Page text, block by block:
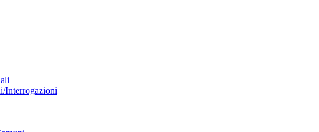
Interrogazioni